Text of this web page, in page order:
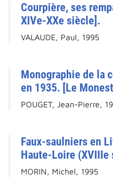
Courpière, ses
XIVe-XXe siècle].
VALAUDE, Paul, 1995
Monographie de la
en 1935. [Le
POUGET, Jean-Pierre,
Faux-saulniers en
Haute-Loire (XVIIIe
MORIN, Michel, 1995